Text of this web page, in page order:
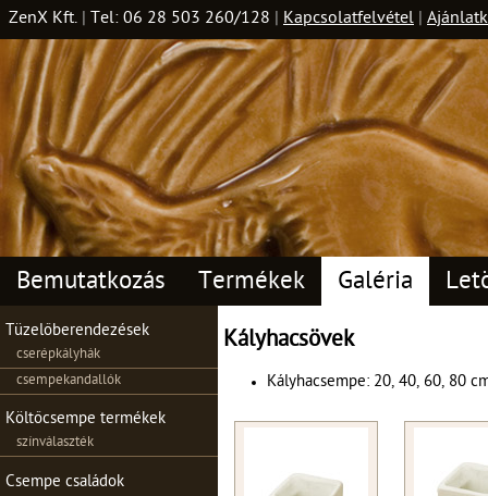
ZenX Kft. Tel: 06 28 503 260/128 Kapcsolatfelvétel
Bemutatkozás Termékek Galéria
Tüzelőberendezések
cserépkályhák
csempekandallók
Költőcsempe termékek
színválaszték
Csempe családok
Kályhacsövek
Kályhacsempe: 20, 40, 60, 80